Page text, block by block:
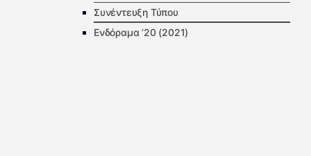
Συνέντευξη Τύπου
Ενδόραμα ’20 (2021)